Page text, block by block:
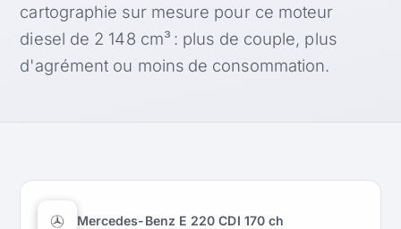
cartographie sur mesure pour ce moteur
diesel de 2 148 cm³ : plus de couple, plus
d'agrément ou moins de consommation.
Mercedes-Benz E 220 CDI 170 ch